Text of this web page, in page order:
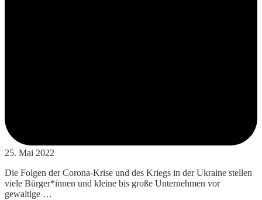
25. Mai 2022
Die Folgen der Corona-Krise und des Kriegs in der Ukraine stellen
viele Bürger*innen und kleine bis große Unternehmen vor
gewaltige …